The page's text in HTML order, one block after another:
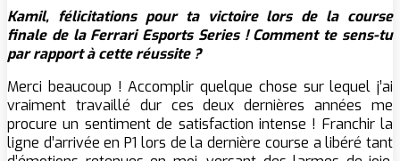
Kamil, félicitationspour ta victoire lors de la course
finale de la Ferrari Esports Series ! Comment te sens-tu
par rapport à cette réussite ?
Merci beaucoup ! Accomplir quelque chose sur lequel j’ai
vraiment travaillé dur ces deux dernières années me
procure un sentiment de satisfaction intense ! Franchir la
ligne d’arrivée en P1 lors de la dernière course a libéré tant